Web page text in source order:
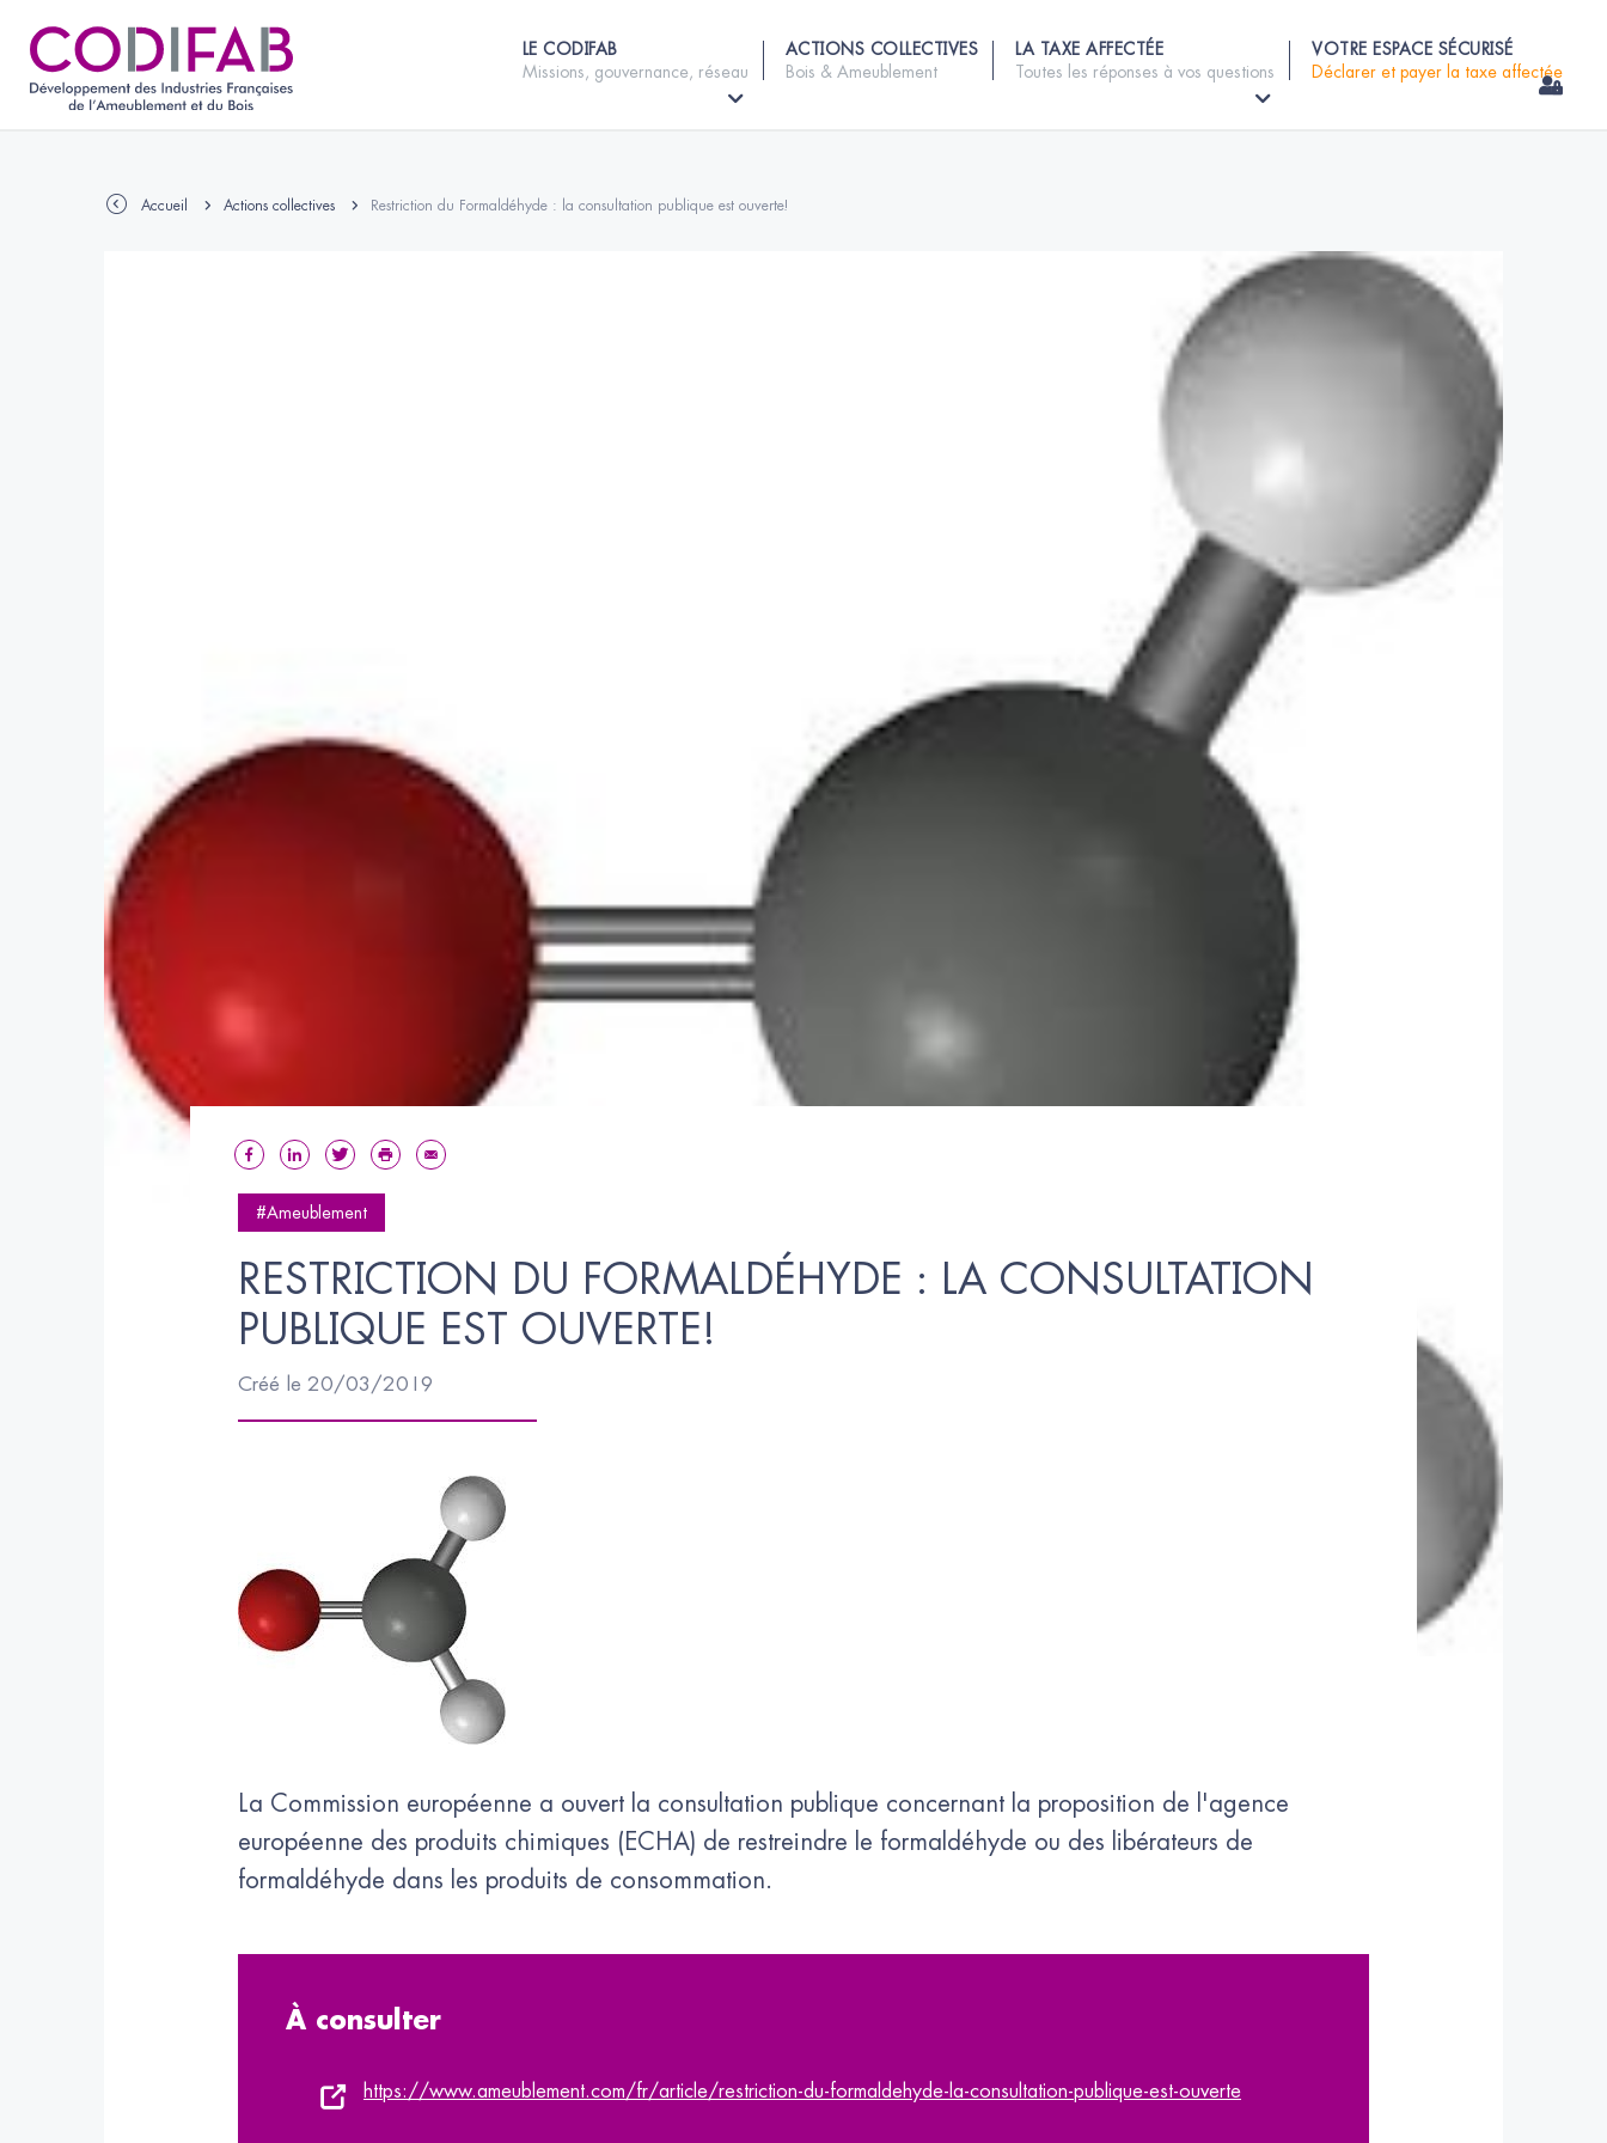
LE CODIFAB
Missions, gouvernance, réseau
ACTIONS COLLECTIVES
Bois & Ameublement
LA TAXE AFFECTÉE
Toutes les réponses à vos questions
VOTRE ESPACE SÉCURISÉ
Déclarer et payer la taxe affectée
Accueil Actions collectives Restriction du Formaldéhyde : la consultation publique est ouverte!
#Ameublement
RESTRICTION DU FORMALDÉHYDE : LA CONSULTATION
PUBLIQUE EST OUVERTE!
Créé le 20/03/2019
La Commission européenne a ouvert la consultation publique concernant la proposition de l'agence
européenne des produits chimiques (ECHA) de restreindre le formaldéhyde ou des libérateurs de
formaldéhyde dans les produits de consommation.
À consulter
https://www.ameublement.com/fr/article/restriction-du-formaldehyde-la-consultation-publique-est-ouverte